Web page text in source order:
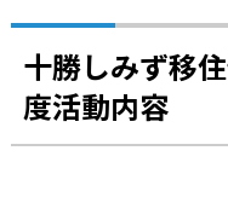
十勝しみず移
度活動内容